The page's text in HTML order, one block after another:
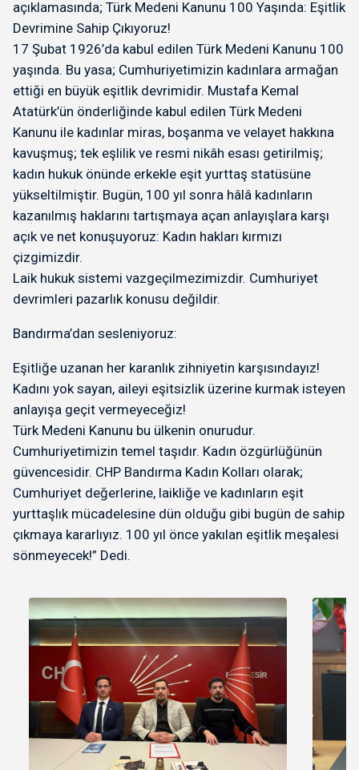
açıklamasında; Türk Medeni Kanunu 100 Yaşında: Eşitlik
Devrimine Sahip Çıkıyoruz!
17 Şubat 1926’da kabul edilen Türk Medeni Kanunu 100
yaşında. Bu yasa; Cumhuriyetimizin kadınlara armağan
ettiği en büyük eşitlik devrimidir. Mustafa Kemal
Atatürk’ün önderliğinde kabul edilen Türk Medeni
Kanunu ile kadınlar miras, boşanma ve velayet hakkına
kavuşmuş; tek eşlilik ve resmi nikâh esası getirilmiş;
kadın hukuk önünde erkekle eşit yurttaş statüsüne
yükseltilmiştir. Bugün, 100 yıl sonra hâlâ kadınların
kazanılmış haklarını tartışmaya açan anlayışlara karşı
açık ve net konuşuyoruz: Kadın hakları kırmızı
çizgimizdir.
Laik hukuk sistemi vazgeçilmezimizdir. Cumhuriyet
devrimleri pazarlık konusu değildir.
Bandırma’dan sesleniyoruz:
Eşitliğe uzanan her karanlık zihniyetin karşısındayız!
Kadını yok sayan, aileyi eşitsizlik üzerine kurmak isteyen
anlayışa geçit vermeyeceğiz!
Türk Medeni Kanunu bu ülkenin onurudur.
Cumhuriyetimizin temel taşıdır. Kadın özgürlüğünün
güvencesidir. CHP Bandırma Kadın Kolları olarak;
Cumhuriyet değerlerine, laikliğe ve kadınların eşit
yurttaşlık mücadelesine dün olduğu gibi bugün de sahip
çıkmaya kararlıyız. 100 yıl önce yakılan eşitlik meşalesi
sönmeyecek!” Dedi.